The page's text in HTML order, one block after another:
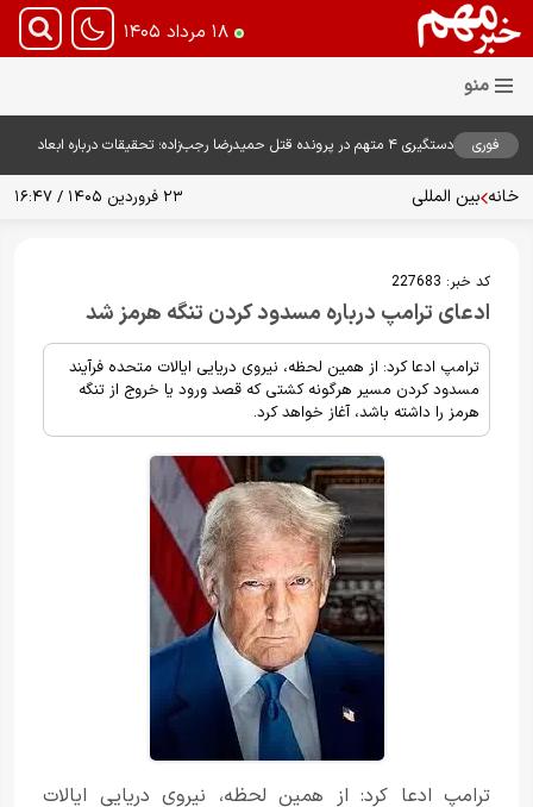
۱۸ مرداد ۱۴۰۵
فوری
دستگیری ۴ متهم در پرونده قتل حمیدرضا رجب‌زاده؛ تحقیقات درباره ابعاد
خانه بین المللی ۲۳ فروردین ۱۴۰۵ / ۱۶:۴۷
کد خبر: 227683
ادعای ترامپ درباره مسدود کردن تنگه هرمز شد
ترامپ ادعا کرد: از همین لحظه، نیروی دریایی ایالات متحده فرآیند
مسدود کردن مسیر هرگونه کشتی که قصد ورود یا خروج از تنگه
هرمز را داشته باشد، آغاز خواهد کرد.
ترامپ ادعا کرد: از همین لحظه، نیروی دریایی ایالات